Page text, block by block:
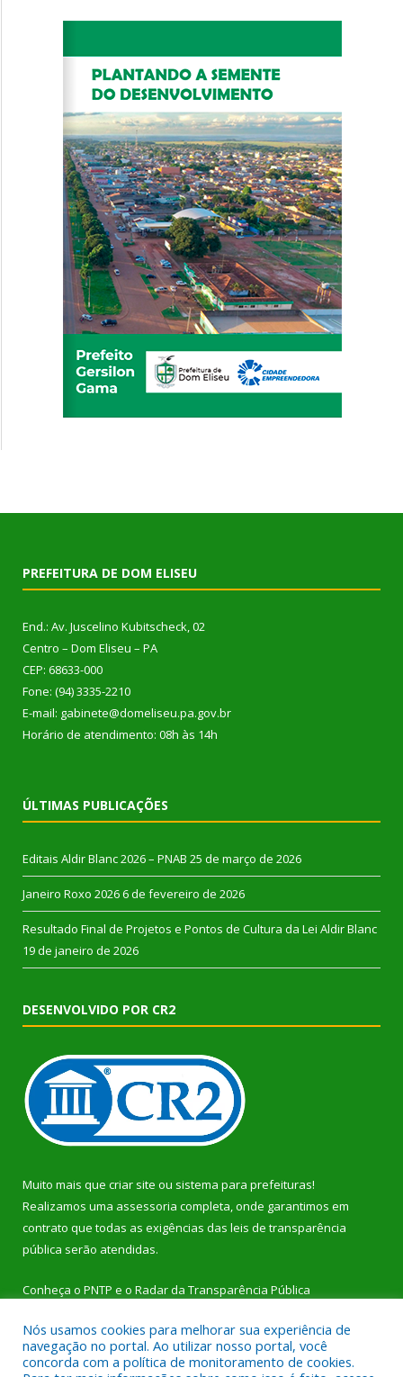
PREFEITURA DE DOM ELISEU
End.: Av. Juscelino Kubitscheck, 02
Centro – Dom Eliseu – PA
CEP: 68633-000
Fone: (94) 3335-2210
E-mail: gabinete@domeliseu.pa.gov.br
Horário de atendimento: 08h às 14h
ÚLTIMAS PUBLICAÇÕES
Editais Aldir Blanc 2026 – PNAB 25 de março de 2026
Janeiro Roxo 2026 6 de fevereiro de 2026
Resultado Final de Projetos e Pontos de Cultura da Lei Aldir Blanc
19 de janeiro de 2026
DESENVOLVIDO POR CR2
Muito mais que criar site ou sistema para prefeituras!
Realizamos uma assessoria completa, onde garantimos em
contrato que todas as exigências das leis de transparência
pública serão atendidas.
Conheça o PNTP e o Radar da Transparência Pública
Nós usamos cookies para melhorar sua experiência de
navegação no portal. Ao utilizar nosso portal, você
concorda com a política de monitoramento de cookies.